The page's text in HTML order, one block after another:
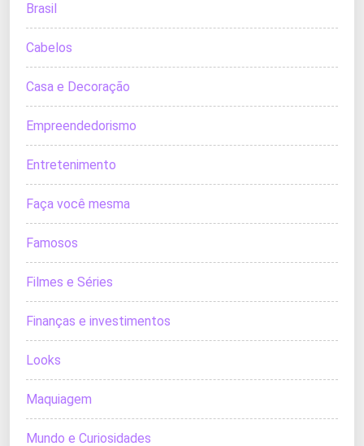
Brasil
Cabelos
Casa e Decoração
Empreendedorismo
Entretenimento
Faça você mesma
Famosos
Filmes e Séries
Finanças e investimentos
Looks
Maquiagem
Mundo e Curiosidades